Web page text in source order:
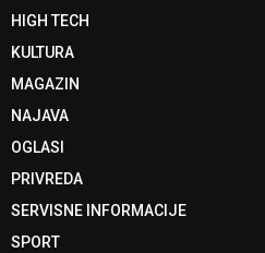
HIGH TECH
KULTURA
MAGAZIN
NAJAVA
OGLASI
PRIVREDA
SERVISNE INFORMACIJE
SPORT